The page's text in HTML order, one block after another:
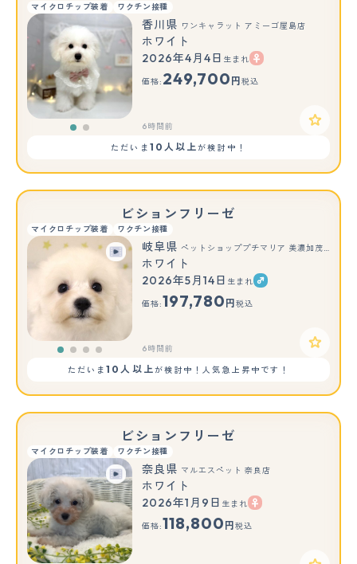
マイクロチップ装着 ワクチン接種
もっと見る
香川県 ワンキャラット アミーゴ屋島店
ホワイト
2026年4月4日 生まれ
価格: 249,700 円 税込
6時間前
ただいま 10人以上が検討中！
ビションフリーゼ
マイクロチップ装着 ワクチン接種
岐阜県 ペットショッププチマリア 美濃加茂店
ホワイト
2026年5月14日 生まれ
価格:197,780 円 税込
6時間前
ただいま10人以上が検討中！人気急上昇中です！
ビションフリーゼ
マイクロチップ装着 ワクチン接種
奈良県 マルエスペット 奈良店
ホワイト
2026年1月9日 生まれ
価格:118,800 円 税込